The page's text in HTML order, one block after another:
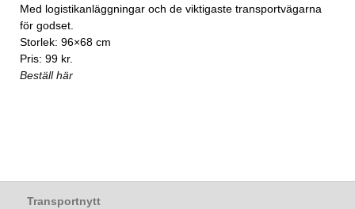
Med logistikanläggningar och de viktigaste transportvägarna
för godset.
Storlek: 96×68 cm
Pris: 99 kr.
Beställ här
Transportnytt